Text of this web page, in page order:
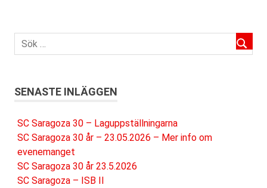
SENASTE INLÄGGEN
SC Saragoza 30 – Laguppställningarna
SC Saragoza 30 år – 23.05.2026 – Mer info om
evenemanget
SC Saragoza 30 år 23.5.2026
SC Saragoza – ISB II